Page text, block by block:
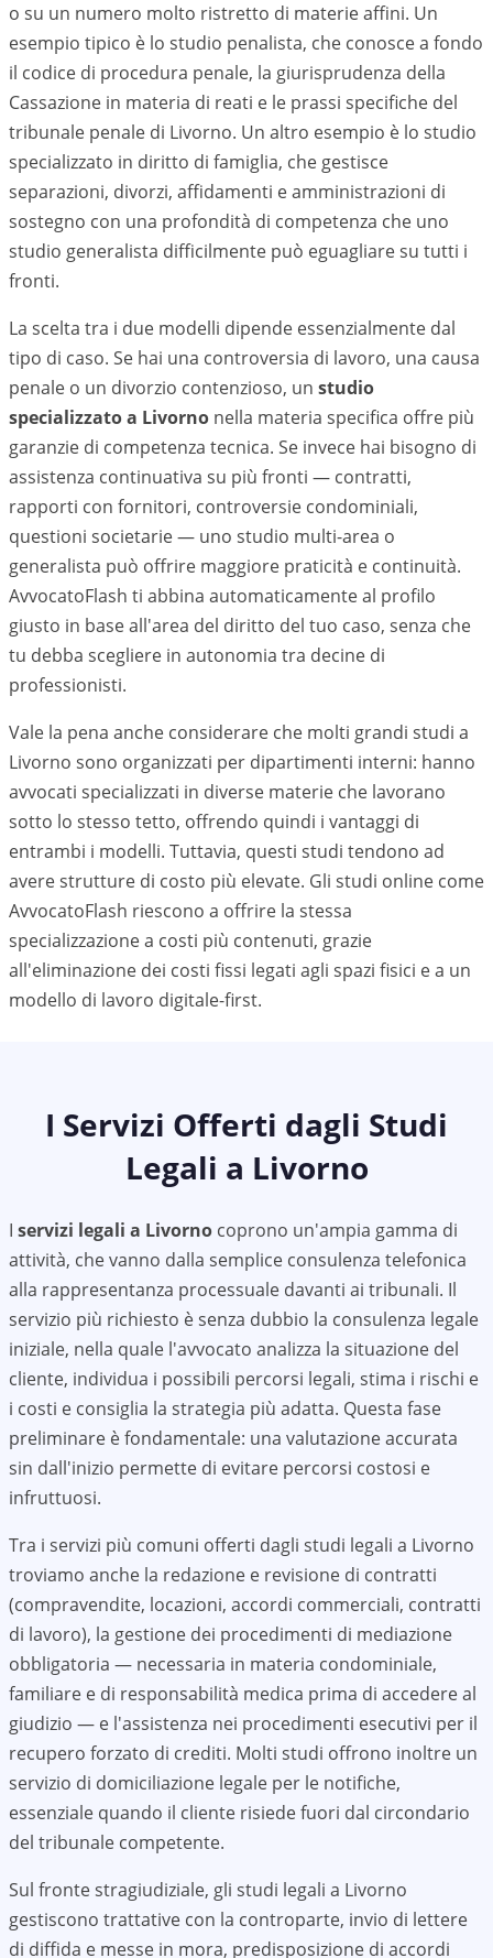
o su un numero molto ristretto di materie affini. Un
esempio tipico è lo studio penalista, che conosce a fondo
il codice di procedura penale, la giurisprudenza della
Cassazione in materia di reati e le prassi specifiche del
tribunale penale di Livorno. Un altro esempio è lo studio
specializzato in diritto di famiglia, che gestisce
separazioni, divorzi, affidamenti e amministrazioni di
sostegno con una profondità di competenza che uno
studio generalista difficilmente può eguagliare su tutti i
fronti.
La scelta tra i due modelli dipende essenzialmente dal
tipo di caso. Se hai una controversia di lavoro, una causa
penale o un divorzio contenzioso, un studio
specializzato a Livorno nella materia specifica offre più
garanzie di competenza tecnica. Se invece hai bisogno di
assistenza continuativa su più fronti — contratti,
rapporti con fornitori, controversie condominiali,
questioni societarie — uno studio multi-area o
generalista può offrire maggiore praticità e continuità.
AvvocatoFlash ti abbina automaticamente al profilo
giusto in base all'area del diritto del tuo caso, senza che
tu debba scegliere in autonomia tra decine di
professionisti.
Vale la pena anche considerare che molti grandi studi a
Livorno sono organizzati per dipartimenti interni: hanno
avvocati specializzati in diverse materie che lavorano
sotto lo stesso tetto, offrendo quindi i vantaggi di
entrambi i modelli. Tuttavia, questi studi tendono ad
avere strutture di costo più elevate. Gli studi online come
AvvocatoFlash riescono a offrire la stessa
specializzazione a costi più contenuti, grazie
all'eliminazione dei costi fissi legati agli spazi fisici e a un
modello di lavoro digitale-first.
I Servizi Offerti dagli Studi
Legali a Livorno
I servizi legali a Livorno coprono un'ampia gamma di
attività, che vanno dalla semplice consulenza telefonica
alla rappresentanza processuale davanti ai tribunali. Il
servizio più richiesto è senza dubbio la consulenza legale
iniziale, nella quale l'avvocato analizza la situazione del
cliente, individua i possibili percorsi legali, stima i rischi e
i costi e consiglia la strategia più adatta. Questa fase
preliminare è fondamentale: una valutazione accurata
sin dall'inizio permette di evitare percorsi costosi e
infruttuosi.
Tra i servizi più comuni offerti dagli studi legali a Livorno
troviamo anche la redazione e revisione di contratti
(compravendite, locazioni, accordi commerciali, contratti
di lavoro), la gestione dei procedimenti di mediazione
obbligatoria — necessaria in materia condominiale,
familiare e di responsabilità medica prima di accedere al
giudizio — e l'assistenza nei procedimenti esecutivi per il
recupero forzato di crediti. Molti studi offrono inoltre un
servizio di domiciliazione legale per le notifiche,
essenziale quando il cliente risiede fuori dal circondario
del tribunale competente.
Sul fronte stragiudiziale, gli studi legali a Livorno
gestiscono trattative con la controparte, invio di lettere
di diffida e messe in mora, predisposizione di accordi